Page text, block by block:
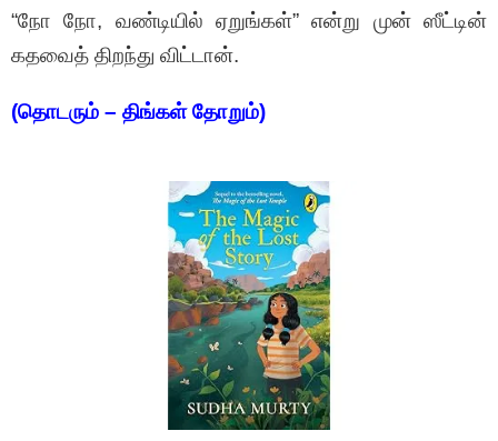
“நோ நோ, வண்டியில் ஏறுங்கள்” என்று முன் ஸீட்டின்
கதவைத் திறந்து விட்டான்.
(தொடரும் – திங்கள் தோறும்)